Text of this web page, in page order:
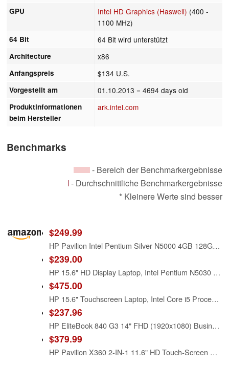
GPU Intel HD Graphics (Haswell) (400 -
1100 MHz)
64 Bit 64 Bit wird unterstützt
Architecture x86
Anfangspreis $134 U.S.
Vorgestellt am 01.10.2013 = 4694 days old
Produktinformationen
beim Hersteller
ark.intel.com
Benchmarks
- Bereich der Benchmarkergebnisse
- Durchschnittliche Benchmarkergebnisse
* Kleinere Werte sind besser
$249.99
HP Pavilion Intel Pentium Silver N5000 4GB 128GB SSD Windows 10 Laptop Red
$239.00
HP 15.6" HD Display Laptop, Intel Pentium N5030 Processor, 4GB RAM, 128GB SSD, Media Card Reader, Wi-Fi, Bluetooth, One-Year Office 365 Included, Win11 Home in S Mode, Jet Black with TGY Accessories
$475.00
HP 15.6" Touchscreen Laptop, Intel Core i5 Processor, 16GB RAM, 512GB SSD, Numeric Keypad, Bluetooth, Wi-Fi, Long Battery Life, Windows 11 Home, Alpacatec Accessories, Silver
$237.96
HP EliteBook 840 G3 14" FHD (1920x1080) Business Laptop Computer, Intel Core i7-6600 Up to 3.40GHz Notebook PC, 16GB RAM, 256GB SSD, Type-C, Windows 11 Pro (Renewed)
$379.99
HP Pavilion X360 2-IN-1 11.6" HD Touch-Screen WLED-backlit Laptop, Intel Pentium N5000 up to 2.7GHz, 4GB DDR4, 128GB SSD, Bluetooth, Wireless-AC, HDMI, Webcam, USB 3.1-C, Media Card Reader, Windows 10